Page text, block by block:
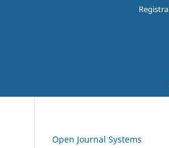
Open Journal Systems